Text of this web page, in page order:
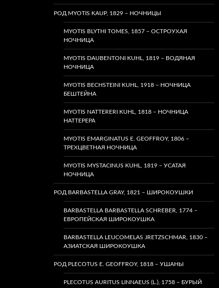
РОД MYOTIS KAUP, 1829 – НОЧНИЦЫ
MYOTIS BLYTHI TOMES, 1857 – ОСТРОУХАЯ
НОЧНИЦА
MYOTIS DAUBENTONI KUHL, 1819 – ВОДЯНАЯ
НОЧНИЦА
MYOTIS BECHSTEINI KUHL, 1918 – НОЧНИЦА
БЕШТЕЙНА
MYOTIS NATTERERI KUHL, 1818 – НОЧНИЦА
НАТТЕРЕРА
MYOTIS EMARGINATUS E. GEOFFROY, 1806 –
ТРЕХЦВЕТНАЯ НОЧНИЦА
MYOTIS MYSTACINUS KUHL, 1819 – УСАТАЯ
НОЧНИЦА
РОД BARBASTELLA GRAY, 1821 – ШИРОКОУШКИ
BARBASTELLA BARBASTELLA SCHREBER, 1774 –
ЕВРОПЕЙСКАЯ ШИРОКОУШКА
BARBASTELLA LEUCOMELAS JRETZSCHMAR, 1830 –
АЗИАТСКАЯ ШИРОКОУШКА
РОД PLECOTUS E. GEOFFROY, 1818 – УШАНЫ
PLECOTUS AURITUS LINNAEUS (L.), 1758 – БУРЫЙ